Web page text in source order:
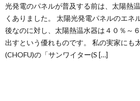
光発電のパネルが普及する前は、太陽熱
くありました。 太陽光発電パネルのエネ
後なのに対し、太陽熱温水器は４０％～
出すという優れものです。 私の実家にも
(CHOFU)の「サンワイター(S […]